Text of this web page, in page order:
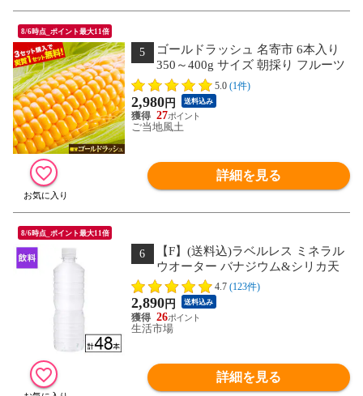
8/6時点_ポイント最大11倍
5
ゴールドラッシュ 名寄市 6本入り
350～400g サイズ 朝採り フルーツ
コーン とうもろこし スイートコーン 極
甘 お取り寄せグルメ 北海道産《8月中
旬-9月上旬頃より発送予定(土日祝除
く)》---d2_cnyrcornv2_g8_26_2980_6p--
5.0 (1件)
2,980円 送料込み
27
ご当地風土
詳細を見る
8/6時点_ポイント最大11倍
6
【F】(送料込)ラベルレス ミネラル
ウオーター バナジウム&シリカ天
然水 500ml×48本《沖縄・離島配送不
可》
4.7 (123件)
2,890円 送料込み
26
生活市場
詳細を見る